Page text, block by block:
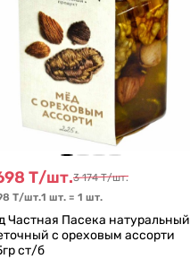
Т/шт.3 174 Т/шт.
Т/шт.1 шт. = 1 шт.
Частная Пасека натуральный
с ореховым ассорти
ст/б